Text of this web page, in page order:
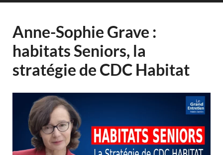
Anne-Sophie Grave :
habitats Seniors, la
stratégie de CDC Habitat